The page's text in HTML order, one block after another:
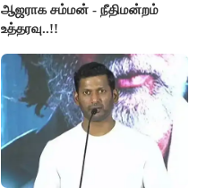
ஆஜராக சம்மன் - நீதிமன்றம்
உத்தரவு..!!